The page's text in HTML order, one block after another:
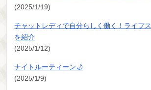
(2025/1/19)
チャットレディで自分らしく働く！ライフ
を紹介
(2025/1/12)
ナイトルーティーン🌙
(2025/1/9)